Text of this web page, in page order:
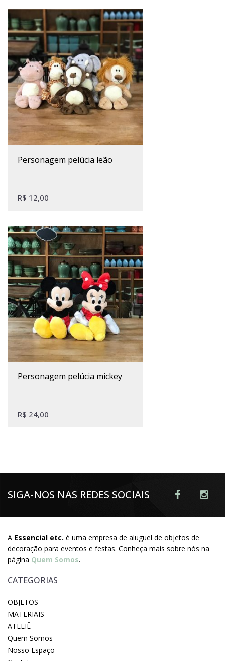
personagem pelúcia leão
R$ 12,00
personagem pelúcia mickey
R$ 24,00
SIGA-NOS NAS REDES SOCIAIS
A Essencial etc. é uma empresa de aluguel de objetos de
decoração para eventos e festas. Conheça mais sobre nós na
página Quem Somos.
CATEGORIAS
OBJETOS
MATERIAIS
ATELIÊ
Quem Somos
Nosso Espaço